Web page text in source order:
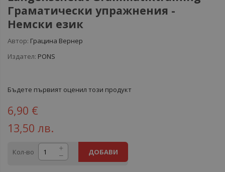
Граматически упражнения -
Немски език
Автор: Грацина Вернер
Издател: PONS
Бъдете първият оценил този продукт
6,90 €
13,50 лв.
Кол-во ДОБАВИ